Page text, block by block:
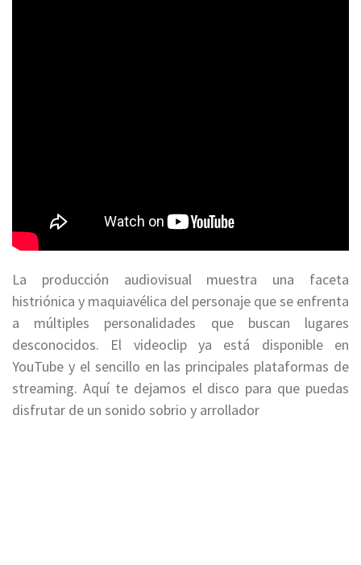
La producción audiovisual muestra una faceta
histriónica y maquiavélica del personaje que se enfrenta
a múltiples personalidades que buscan lugares
desconocidos. El videoclip ya está disponible en
YouTube y el sencillo en las principales plataformas de
streaming. Aquí te dejamos el disco para que puedas
disfrutar de un sonido sobrio y arrollador